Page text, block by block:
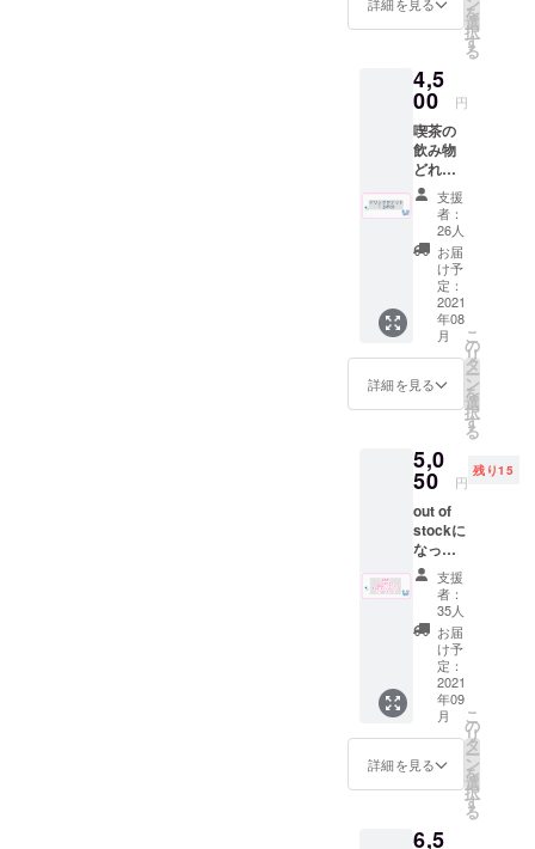
ご注文
に限り
限2022
年９月
末 ※送
料はプ
ロジェ
クト
オー
ナー負
担とな
りま
す。
ナ100円
引き
券”を代
用致し
ます。
※ドリン
ク券は
アル
コール
も可
（使用
時に喫
茶での
酒類の
販売が
可能の
場合）
但し未
リンク
のみの
に限り
ます。
※ステッ
カーは
十條湯
ロゴの
物にな
りま
す。 ※
有効期
限2022
年９月
料はプ
ロジェ
ナー負
させて
頂きま
ドリン
ク券は
過去に
使用し
てい
た”サウ
ナ100円
引き
券”を代
用致し
ます。
※ドリン
ク券は
アル
コール
も可
（使用
販売が
可能の
場合）
但し未
成年の
方はソ
フトド
リンク
のみの
ご注文
に限り
ます。
※有効期
限2022
年９月
末 ※送
料はプ
ナー負
を
選
択
す
る
4,5
00 円
喫茶の
飲み物
どれで
も１３
杯の回
数券を
送らせ
て頂き
ます。
※ドリン
ク券は
過去に
使用し
てい
た”サウ
ナ100円
券”を代
用して
頂きま
す。 ※
ドリン
ク券は
アル
コール
も可
（使用
時に喫
茶での
酒類の
販売が
可能の
場合）
但し未
リンク
支援
者：
26人
お届
け予
定：
2021
年08
月
詳細を見る
こ
の
リ
タ
ー
ン
を
選
択
す
る
5,0
50 円
残り15
out of
stockに
なって
いたこ
ちらの
プラン
を追加
致しま
した。
リター
ン品の
内容は
同じで
す。 ”喫
茶ドリ
ンク
てぬぐ
支援
者：
35人
お届
け予
定：
2021
年09
月
詳細を見る
こ
の
リ
タ
ー
ン
を
選
択
す
る
6,5